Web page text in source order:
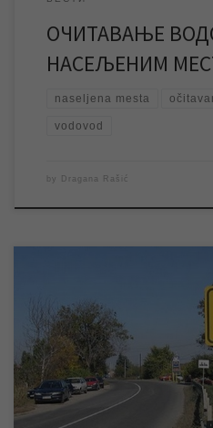
ОЧИТАВАЊЕ
НАСЕЉЕНИМ
naseljena mesta
vodovod
by Dragana Rašić
Због најављених радова ЕПС-а
04.04.2016. године од 8,00 до
енергије ће остати насељено
напајања електричном
које снабдевају водом
тих разлога у наведеном
обустављено […]